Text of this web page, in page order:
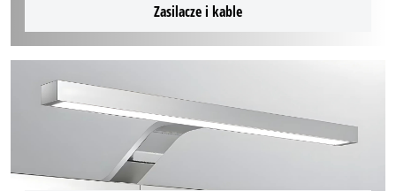
Zasilacze i kable